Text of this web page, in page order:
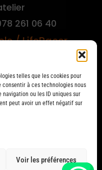
telles que les cookies pour
à ces technologies nous
ou les ID uniques sur
peut avoir un effet négatif sur
Voir les préférences
261 06 40
/ LifeRacer
594 48 87